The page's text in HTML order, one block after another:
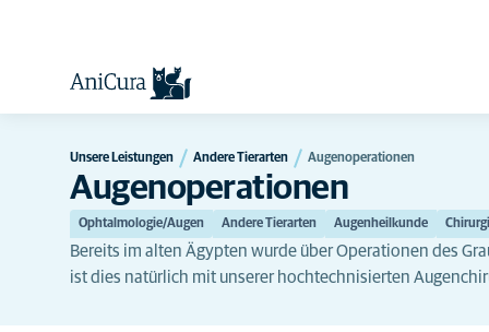
Unsere Leistungen Andere Tierarten Augenoperationen
Augenoperationen
Ophtalmologie/Augen Andere Tierarten Augenheilkunde
Bereits im alten Ägypten wurde über Operationen des
ist dies natürlich mit unserer hochtechnisierten